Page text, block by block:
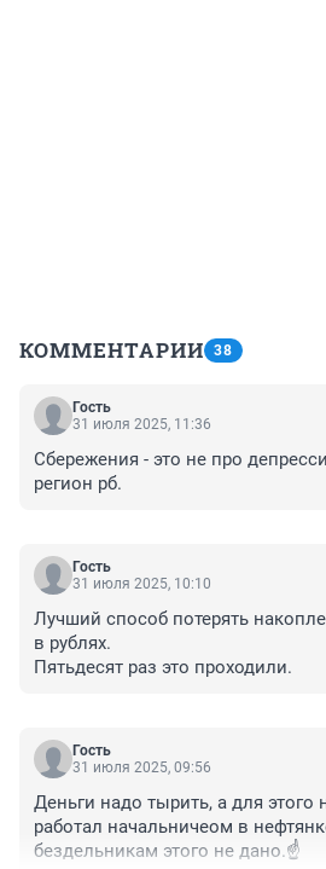
КОММЕНТАРИИ 38
Гость
31 июля 2025, 11:36
Сбережения - это не про
регион рб.
Гость
31 июля 2025, 10:10
Лучший способ потерять
в рублях.
Пятьдесят раз это проходили.
Гость
31 июля 2025, 09:56
Деньги надо тырить, а для этого
работал начальничеом в
бездельникам этого не дано.☝️